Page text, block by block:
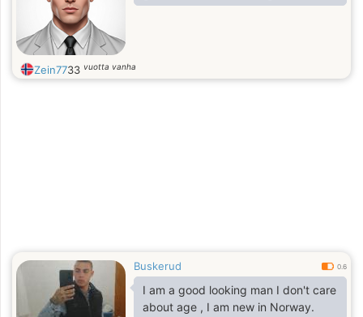
Zein7733 vuotta vanha
Buskerud 0.6
I am a good looking man I don't care
about age , I am new in Norway.